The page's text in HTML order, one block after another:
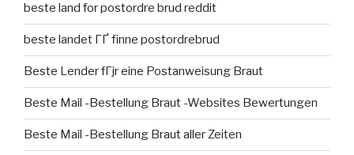
beste land for postordre brud reddit
beste landet ГҐ finne postordrebrud
Beste Lender fГјr eine Postanweisung Braut
Beste Mail -Bestellung Braut -Websites Bewertungen
Beste Mail -Bestellung Braut aller Zeiten